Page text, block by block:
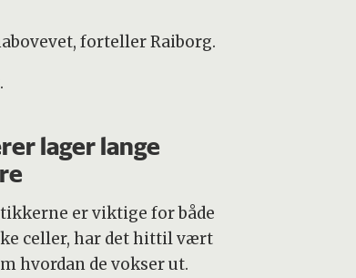
forteller Raiborg.
lager lange
er viktige for både
celler, har det hittil vært
hvordan de vokser ut.